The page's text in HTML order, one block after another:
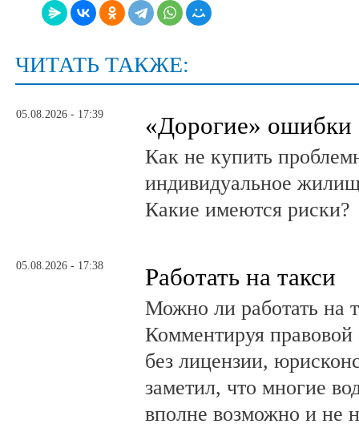
ЧИТАТЬ ТАКЖЕ:
05.08.2026 - 17:39 «Дорогие» ошибки
Как не купить
индивидуальное
Какие имеются риски?
05.08.2026 - 17:38 Работать на такси
Можно ли работать на
Комментируя правовой
без лицензии,
заметил, что многие
вполне возможно и не